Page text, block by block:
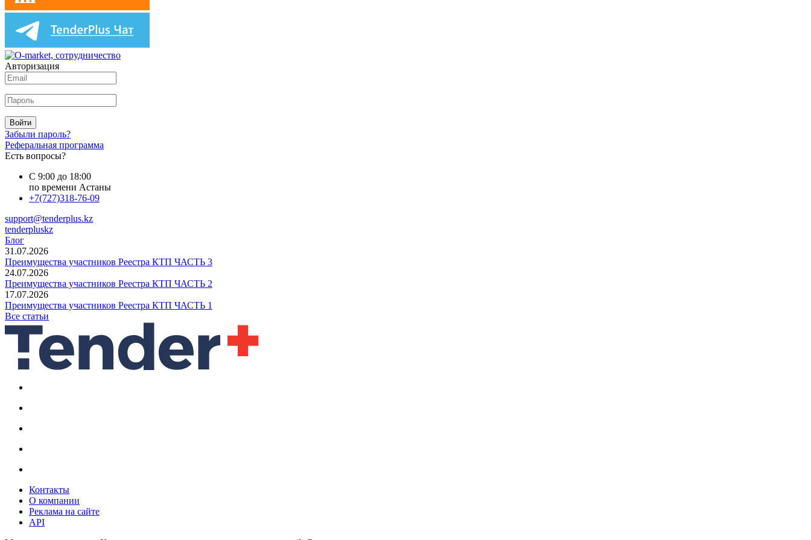
Авторизация
Войти
Забыли пароль?
Реферальная программа
Есть вопросы?
С 9:00 до 18:00
по времени Астаны
+7(727)318-76-09
support@tenderplus.kz
tenderpluskz
Блог
31.07.2026
Преимущества участников Реестра КТП ЧАСТЬ 3
24.07.2026
Преимущества участников Реестра КТП ЧАСТЬ 2
17.07.2026
Преимущества участников Реестра КТП ЧАСТЬ 1
Все статьи
Контакты
О компании
Реклама на сайте
API